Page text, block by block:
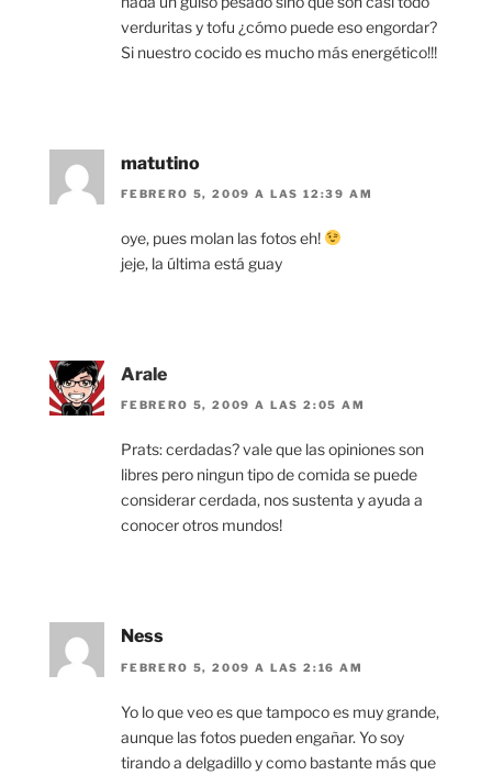
verduritas y tofu ¿cómo puede eso engordar?
Si nuestro cocido es mucho más energético!!!
matutino
FEBRERO 5, 2009 A LAS 12:39 AM
oye, pues molan las fotos eh!
jeje, la última está guay
Arale
FEBRERO 5, 2009 A LAS 2:05 AM
Prats: cerdadas? vale que las opiniones son
libres pero ningun tipo de comida se puede
considerar cerdada, nos sustenta y ayuda a
conocer otros mundos!
Ness
FEBRERO 5, 2009 A LAS 2:16 AM
Yo lo que veo es que tampoco es muy grande,
aunque las fotos pueden engañar. Yo soy
tirando a delgadillo y como bastante más que